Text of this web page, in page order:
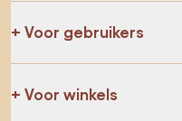
Voor gebruikers
Voor winkels